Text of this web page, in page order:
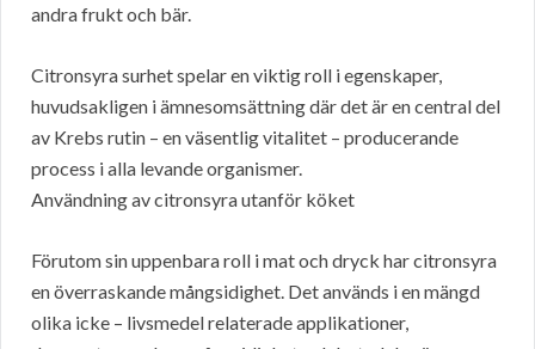
andra frukt och bär.
Citronsyra surhet spelar en viktig roll i egenskaper,
huvudsakligen i ämnesomsättning där det är en central del
av Krebs rutin – en väsentlig vitalitet – producerande
process i alla levande organismer.
Användning av citronsyra utanför köket
Förutom sin uppenbara roll i mat och dryck har citronsyra
en överraskande mångsidighet. Det används i en mängd
olika icke – livsmedel relaterade applikationer,